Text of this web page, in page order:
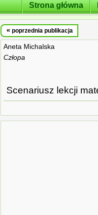
Strona główna
« poprzednia publikacja
Aneta Michalska
Człopa
Scenariusz lekcji